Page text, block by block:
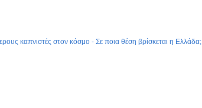
καπνιστές στον κόσμο - Σε ποια θέση βρίσκεται η Ελλάδα;